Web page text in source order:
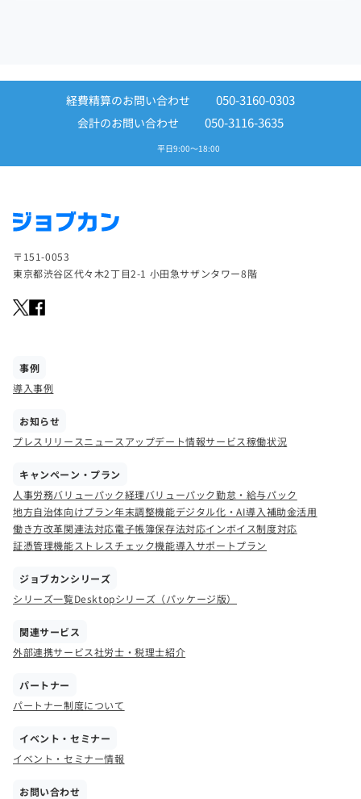
経費精算のお問い合わせ 050-3160-0303
会計のお問い合わせ 050-3116-3635
平日9:00～18:00
〒151-0053
東京都渋谷区代々木2丁目2-1 小田急サザンタワー8階
事例
導入事例
お知らせ
プレスリリースニュース アップデート情報サービス稼働状況
キャンペーン・プラン
人事労務バリューパック経理バリューパック勤怠・給与パック
地方自治体向けプラン年末調整機能デジタル化・AI導入補助金活用
働き方改革関連法対応電子帳簿保存法対応インボイス制度対応
証憑管理機能ストレスチェック機能導入サポートプラン
ジョブカンシリーズ
シリーズ一覧Desktopシリーズ（パッケージ版）
関連サービス
外部連携サービス社労士・税理士紹介
パートナー
パートナー制度について
イベント・セミナー
イベント・セミナー情報
お問い合わせ